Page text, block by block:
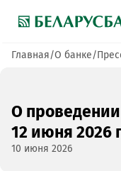
Главная О банке
О проведении
12 июня 2026
10 июня 2026